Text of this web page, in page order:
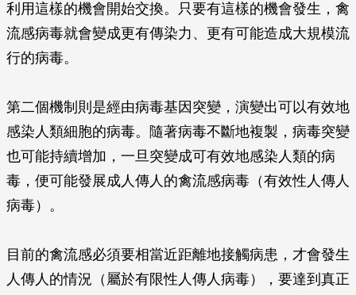
利用這樣的機會開始交換。只要有這樣的機會發生，禽
流感病毒就會變成更有傳染力、更有可能造成大規模流
行的病毒。
第二個機制則是經由病毒基因突變，演變出可以有效地
感染人類細胞的病毒。隨著病毒不斷地複製，病毒突變
也可能持續增加，一旦突變成可有效地感染人類的病
毒，便可能發展成人傳人的禽流感病毒（有效性人傳人
病毒）。
目前的禽流感必須要相當近距離地接觸病患，才會發生
人傳人的情況（屬於有限性人傳人病毒），要達到真正